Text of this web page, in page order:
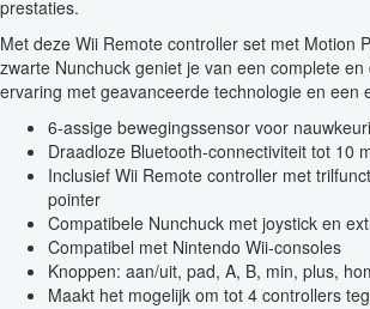
prestaties.
Met deze Wii Remote controller set met Motion
zwarte Nunchuck geniet je van een complete
ervaring met geavanceerde technologie en een
6-assige bewegingssensor voor
Draadloze Bluetooth-connectiviteit tot 10
Inclusief Wii Remote controller met
pointer
Compatibele Nunchuck met joystick en
Compatibel met Nintendo Wii-consoles
Knoppen: aan/uit, pad, A, B, min, plus,
Maakt het mogelijk om tot 4 controllers